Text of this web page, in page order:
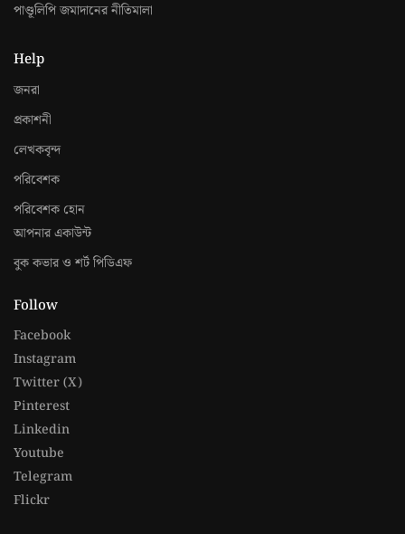
পাণ্ডূলিপি জমাদানের নীতিমালা
Help
জনরা
প্রকাশনী
লেখকবৃন্দ
পরিবেশক
পরিবেশক হোন
আপনার একাউন্ট
বুক কভার ও শর্ট পিডিএফ
Follow
Facebook
Instagram
Twitter (X)
Pinterest
Linkedin
Youtube
Telegram
Flickr